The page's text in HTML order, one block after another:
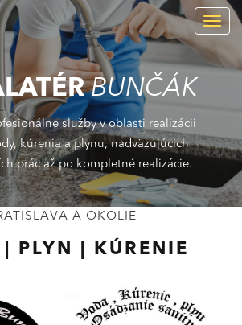
BUNČÁK
služby v oblasti realizácii
kúrenia a plynu, nadväzujúcich
prác až po kompletné realizácie.
A OKOLIE
PLYN | KÚRENIE